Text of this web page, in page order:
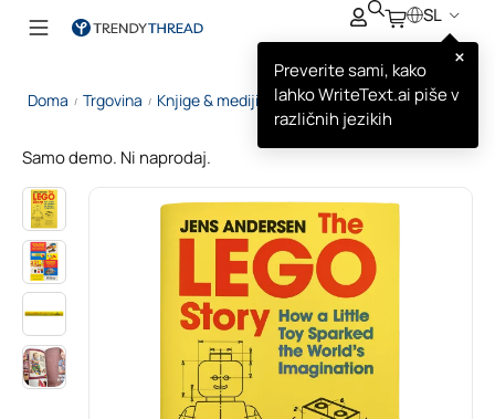
SL
×
Preverite sami, kako
lahko WriteText.ai piše v
različnih jezikih
Doma / Trgovina / Knjige & mediji The LEGO Story
Samo demo. Ni naprodaj.